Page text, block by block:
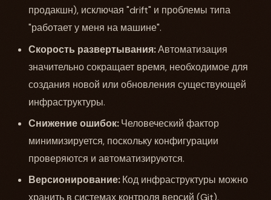
продакшн), исключая "drift" и проблемы типа
"работает у меня на машине".
Скорость развертывания:Автоматизация
значительно сокращает время, необходимое для
создания новой или обновления существующей
инфраструктуры.
Снижение ошибок:Человеческий фактор
минимизируется, поскольку конфигурации
проверяются и автоматизируются.
Версионирование:Код инфраструктуры можно